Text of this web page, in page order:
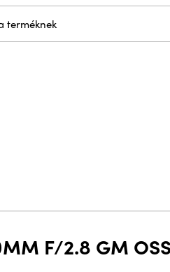
terméknek
F/2.8 GM OSS